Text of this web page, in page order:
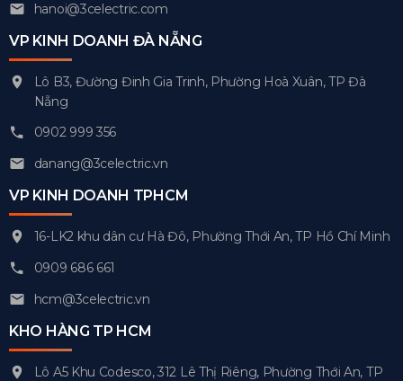
hanoi@3celectric.com
VP KINH DOANH ĐÀ NẴNG
Lô B3, Đường Đinh Gia Trinh, Phường Hoà Xuân, TP Đà
Nẵng
0902 999 356
danang@3celectric.vn
VP KINH DOANH TPHCM
16-LK2 khu dân cư Hà Đô, Phường Thới An, TP Hồ Chí Minh
0909 686 661
hcm@3celectric.vn
KHO HÀNG TP HCM
Lô A5 Khu Codesco, 312 Lê Thị Riêng, Phường Thới An, TP